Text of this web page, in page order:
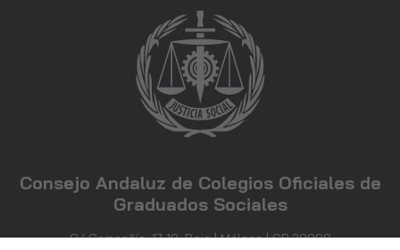
Consejo Andaluz de Colegios Oficiales de
Graduados Sociales
C/ Compañía, 17-19, Bajo | Málaga | CP 29008